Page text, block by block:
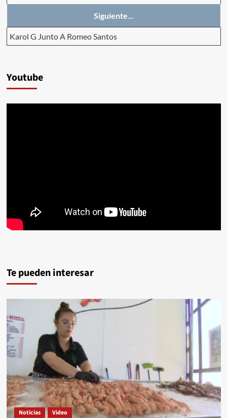
Siguiente...
Karol G Junto A Romeo Santos
Youtube
Te pueden interesar
Noticias Video